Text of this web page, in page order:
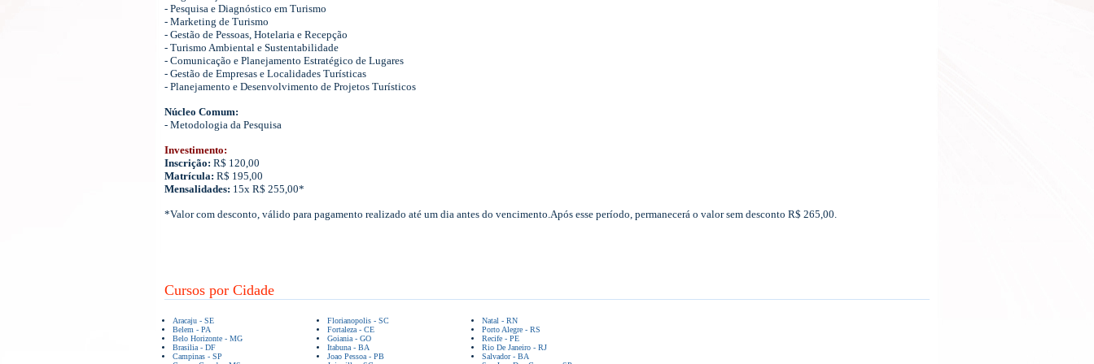
- Pesquisa e Diagnóstico em Turismo
- Marketing de Turismo
- Gestão de Pessoas, Hotelaria e Recepção
- Turismo Ambiental e Sustentabilidade
- Comunicação e Planejamento Estratégico de Lugares
- Gestão de Empresas e Localidades Turísticas
- Planejamento e Desenvolvimento de Projetos Turísticos
Núcleo Comum:
- Metodologia da Pesquisa
Investimento:
Inscrição: R$ 120,00
Matrícula: R$ 195,00
Mensalidades: 15x R$ 255,00*
*Valor com desconto, válido para pagamento realizado até um dia antes do vencimento.Após esse período, permanecerá o valor sem desconto R$ 265,00.
Cursos por Cidade
Aracaju - SE
Belem - PA
Belo Horizonte - MG
Brasilia - DF
Campinas - SP
Florianopolis - SC
Fortaleza - CE
Goiania - GO
Itabuna - BA
Joao Pessoa - PB
Natal - RN
Porto Alegre - RS
Recife - PE
Rio De Janeiro - RJ
Salvador - BA